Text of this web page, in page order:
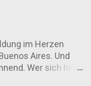
im Herzen
Aires. Und
Wer sich hier